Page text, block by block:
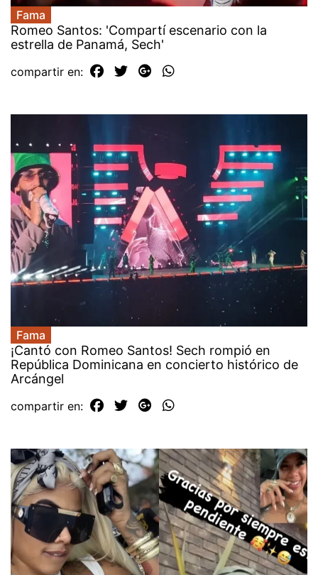
Fama
Romeo Santos: 'Compartí escenario con la
estrella de Panamá, Sech'
compartir en:
Fama
¡Cantó con Romeo Santos! Sech rompió en
República Dominicana en concierto histórico de
Arcángel
compartir en: